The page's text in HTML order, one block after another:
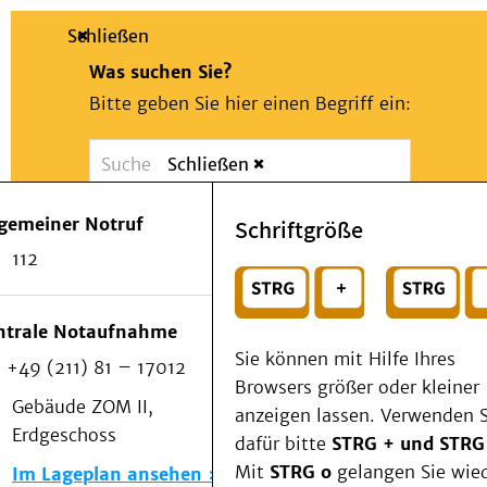
Suche
Schließen
Was suchen Sie?
Bitte geben Sie hier einen Begriff ein:
Suchen
Wählen Sie ein Thema für Ihren
Notfall
Schließen
Notruf
112
Notaufnahme
+49 (211) 81 – 17012
Gebäude ZOM II,
Erdgeschoss
Im Lageplan ansehen
Schriftgröße
Sie können mit Hilfe Ihres
Browsers größer oder kleiner
anzeigen lassen. Verwenden
dafür bitte STRG + und
Mit STRG o gelangen Sie
Patienten & Besucher
Als Patient am UKD
Beratung und Unterstützung
Veranstaltungen
Kommunikation im Medizinwesen (KIM)
Notfall
Forschung & Lehre
Medizinische Fakultät